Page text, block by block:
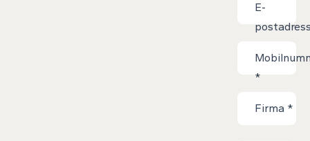
E-
*
Firma *